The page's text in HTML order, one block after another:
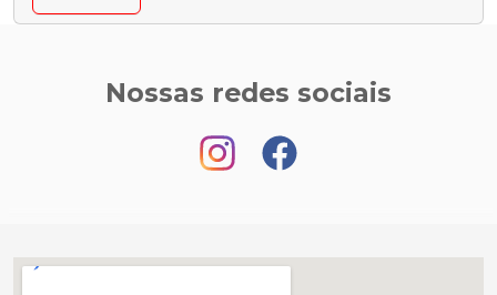
Nossas redes sociais